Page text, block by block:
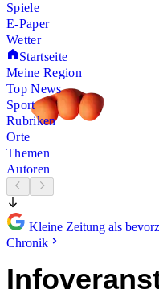
Spiele
E-Paper
Wetter
Startseite
Meine Region
Top News
Sport
Rubriken
Orte
Themen
Autoren
Kleine Zeitung als
Chronik